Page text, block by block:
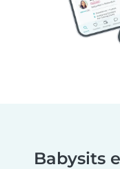
Babysits